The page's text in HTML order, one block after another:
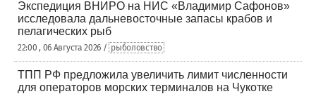
Экспедиция ВНИРО на НИС «Владимир Сафонов»
исследовала дальневосточные запасы крабов и
пелагических рыб
22:00 , 06 Августа 2026 / рыболовство
ТПП РФ предложила увеличить лимит численности
для операторов морских терминалов на Чукотке